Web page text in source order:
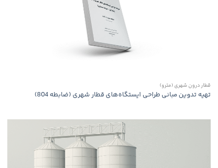
قطار درون شهری (مترو)
تهیه تدوین مبانی طراحی ایستگاه‌های قطار شهری (ضابطه 804)